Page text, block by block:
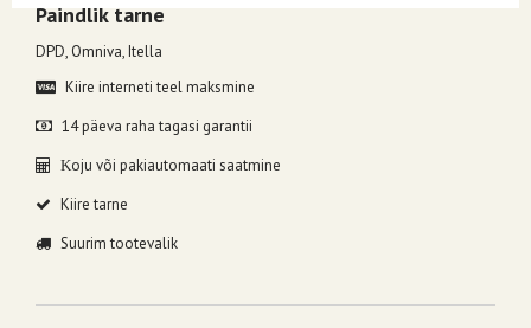
Paindlik tarne
DPD, Omniva, Itella
Kiire interneti teel maksmine
14 päeva raha tagasi garantii
Koju või pakiautomaati saatmine
Kiire tarne
Suurim tootevalik